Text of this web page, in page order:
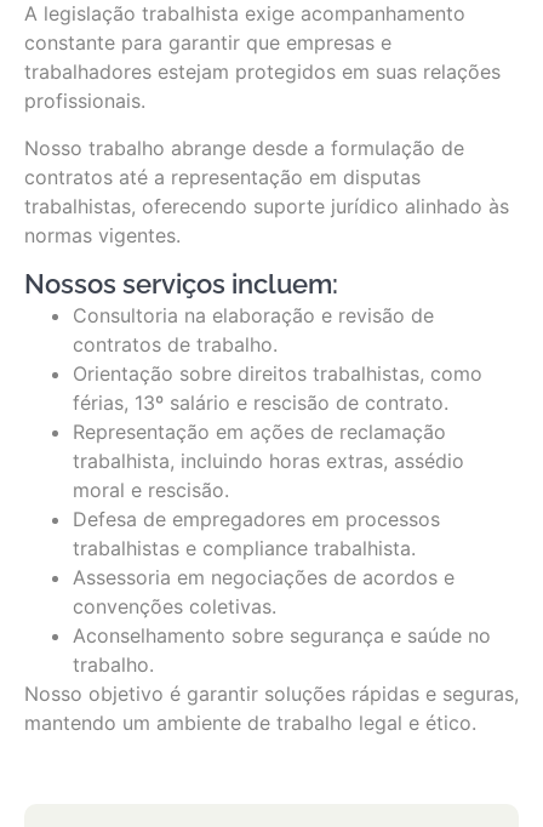
A legislação trabalhista exige acompanhamento
constante para garantir que empresas e
trabalhadores estejam protegidos em suas relações
profissionais.
Nosso trabalho abrange desde a formulação de
contratos até a representação em disputas
trabalhistas, oferecendo suporte jurídico alinhado às
normas vigentes.
Nossos serviços incluem:
Consultoria na elaboração e revisão de
contratos de trabalho.
Orientação sobre direitos trabalhistas, como
férias, 13º salário e rescisão de contrato.
Representação em ações de reclamação
trabalhista, incluindo horas extras, assédio
moral e rescisão.
Defesa de empregadores em processos
trabalhistas e compliance trabalhista.
Assessoria em negociações de acordos e
convenções coletivas.
Aconselhamento sobre segurança e saúde no
trabalho.
Nosso objetivo é garantir soluções rápidas e seguras,
mantendo um ambiente de trabalho legal e ético.